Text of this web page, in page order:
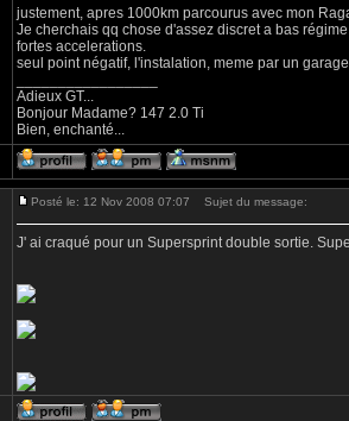
justement, apres 1000km parcourus avec mon
Je cherchais qq chose d'assez discret a bas
fortes accelerations.
seul point négatif, l'instalation, meme par un
Adieux GT...
Bonjour Madame? 147 2.0 Ti
Bien, enchanté...
Posté le: 12 Nov 2008 07:07 Sujet du message:
J' ai craqué pour un Supersprint double sortie.